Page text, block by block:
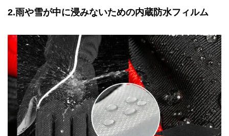
2.雨や雪が中に浸みないための内蔵防水フィルム